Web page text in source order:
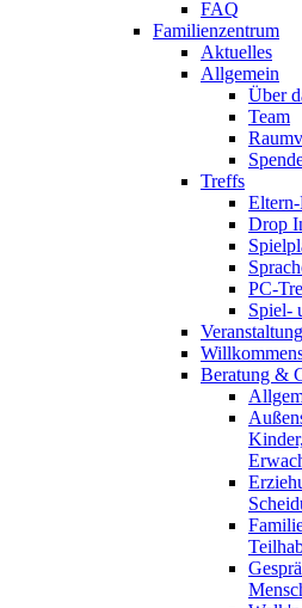
FAQ
Familienzentrum
Aktuelles
Allgemein
Über
Team
Treffs
Drop
PC-
Spiel-
Beratung &